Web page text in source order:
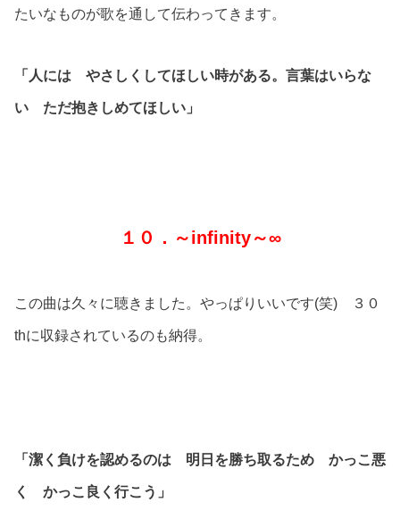
たいなものが歌を通して伝わってきます。
「人には やさしくしてほしい時がある。言葉はいらな
い ただ抱きしめてほしい」
１０．～infinity～∞
この曲は久々に聴きました。やっぱりいいです(笑) ３０
thに収録されているのも納得。
「潔く負けを認めるのは 明日を勝ち取るため かっこ悪
く かっこ良く行こう」